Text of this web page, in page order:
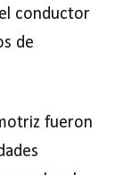
conductor
de
fueron